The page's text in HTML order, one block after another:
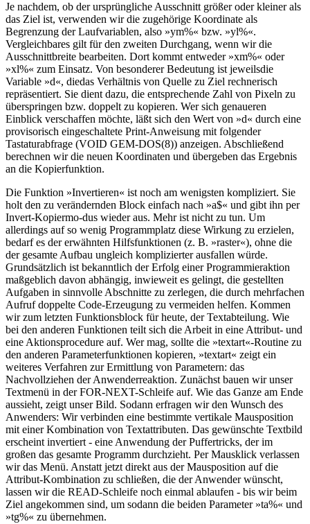
Je nachdem, ob der ursprüngliche Ausschnitt größer oder kleiner als
das Ziel ist, verwenden wir die zugehörige Koordinate als
Begrenzung der Laufvariablen, also »ym%« bzw. »yl%«.
Vergleichbares gilt für den zweiten Durchgang, wenn wir die
Ausschnittbreite bearbeiten. Dort kommt entweder »xm%« oder
»xl%« zum Einsatz. Von besonderer Bedeutung ist jeweilsdie
Variable »d«, diedas Verhältnis von Quelle zu Ziel rechnerisch
repräsentiert. Sie dient dazu, die entsprechende Zahl von Pixeln zu
überspringen bzw. doppelt zu kopieren. Wer sich genaueren
Einblick verschaffen möchte, läßt sich den Wert von »d« durch eine
provisorisch eingeschaltete Print-Anweisung mit folgender
Tastaturabfrage (VOID GEM-DOS(8)) anzeigen. Abschließend
berechnen wir die neuen Koordinaten und übergeben das Ergebnis
an die Kopierfunktion.
Die Funktion »Invertieren« ist noch am wenigsten kompliziert. Sie
holt den zu verändernden Block einfach nach »a$« und gibt ihn per
Invert-Kopiermo-dus wieder aus. Mehr ist nicht zu tun. Um
allerdings auf so wenig Programmplatz diese Wirkung zu erzielen,
bedarf es der erwähnten Hilfsfunktionen (z. B. »raster«), ohne die
der gesamte Aufbau ungleich komplizierter ausfallen würde.
Grundsätzlich ist bekanntlich der Erfolg einer Programmieraktion
maßgeblich davon abhängig, inwieweit es gelingt, die gestellten
Aufgaben in sinnvolle Abschnitte zu zerlegen, die durch mehrfachen
Aufruf doppelte Code-Erzeugung zu vermeiden helfen. Kommen
wir zum letzten Funktionsblock für heute, der Textabteilung. Wie
bei den anderen Funktionen teilt sich die Arbeit in eine Attribut- und
eine Aktionsprocedure auf. Wer mag, sollte die »textart«-Routine zu
den anderen Parameterfunktionen kopieren, »textart« zeigt ein
weiteres Verfahren zur Ermittlung von Parametern: das
Nachvollziehen der Anwenderreaktion. Zunächst bauen wir unser
Textmenü in der FOR-NEXT-Schleife auf. Wie das Ganze am Ende
aussieht, zeigt unser Bild. Sodann erfragen wir den Wunsch des
Anwenders: Wir verbinden eine bestimmte vertikale Mausposition
mit einer Kombination von Textattributen. Das gewünschte Textbild
erscheint invertiert - eine Anwendung der Puffertricks, der im
großen das gesamte Programm durchzieht. Per Mausklick verlassen
wir das Menü. Anstatt jetzt direkt aus der Mausposition auf die
Attribut-Kombination zu schließen, die der Anwender wünscht,
lassen wir die READ-Schleife noch einmal ablaufen - bis wir beim
Ziel angekommen sind, um sodann die beiden Parameter »ta%« und
»tg%« zu übernehmen.